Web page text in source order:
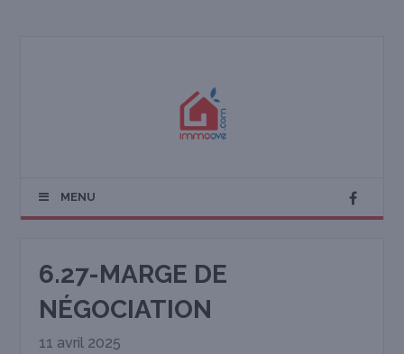
MENU
6.27-MARGE DE
NÉGOCIATION
11 avril 2025